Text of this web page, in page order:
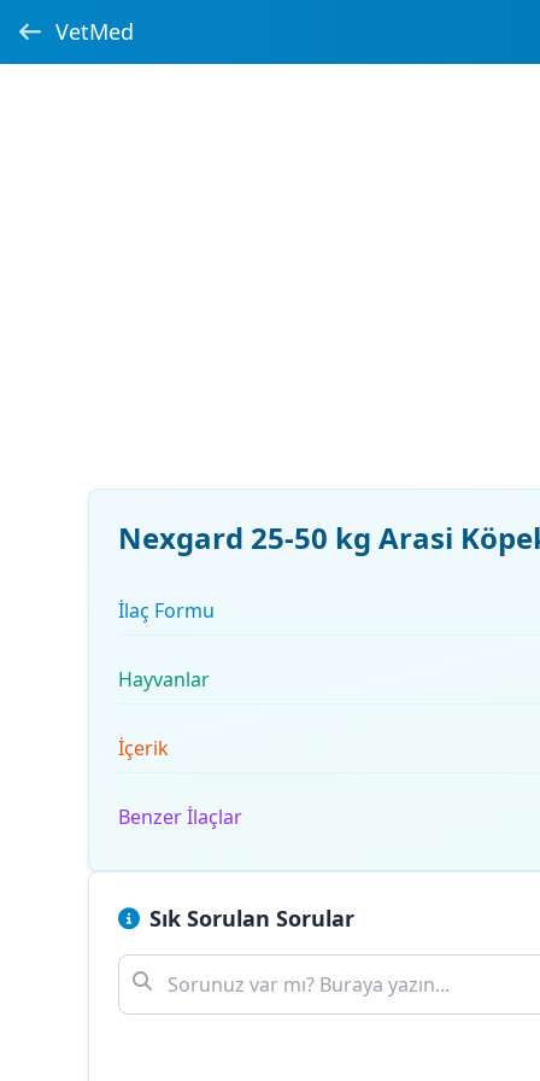
VetMed
Nexgard 25-50 kg Arasi
İlaç Formu
Hayvanlar
İçerik
Benzer İlaçlar
Sık Sorulan Sorular